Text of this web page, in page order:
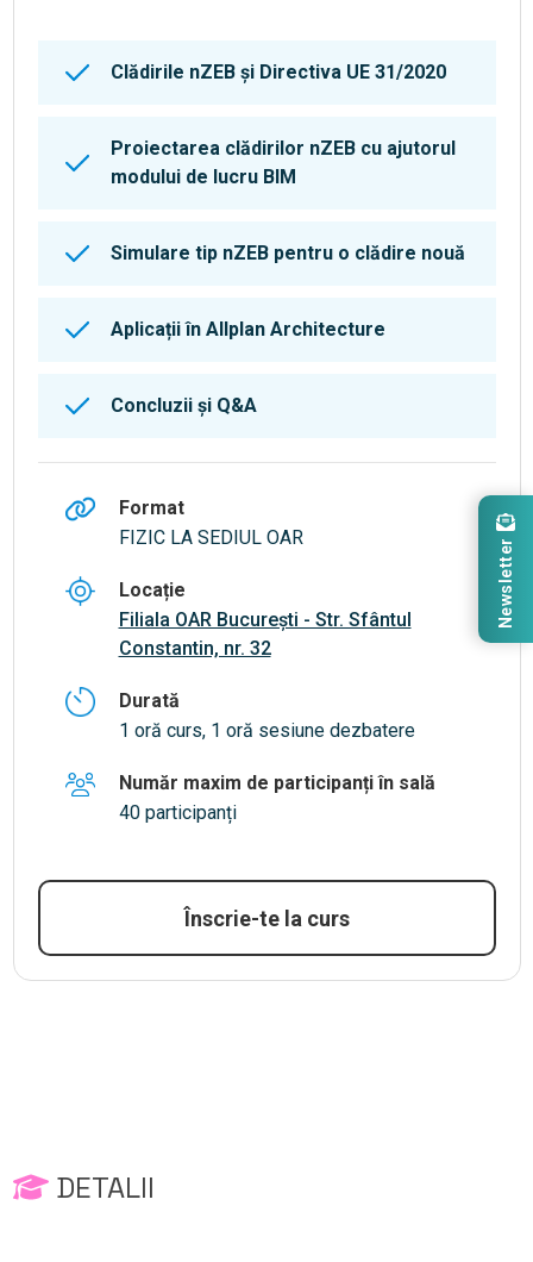
Clădirile nZEB și Directiva UE 31/2020
Proiectarea clădirilor nZEB cu ajutorul
modului de lucru BIM
Simulare tip nZEB pentru o clădire nouă
Aplicații în Allplan Architecture
Concluzii și Q&A
Format
FIZIC LA SEDIUL OAR
Locație
Filiala OAR București - Str. Sfântul
Constantin, nr. 32
Durată
1 oră curs, 1 oră sesiune dezbatere
Număr maxim de participanți în sală
40 participanți
Înscrie-te la curs
DETALII
Newsletter